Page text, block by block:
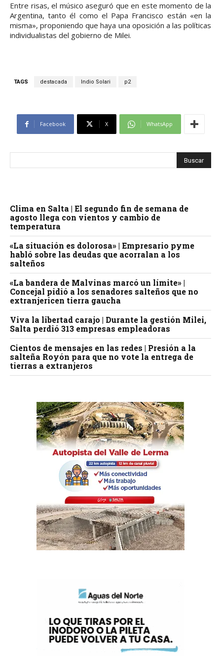
Entre risas, el músico aseguró que en este momento de la
Argentina, tanto él como el Papa Francisco están «en la
misma», proponiendo que haya una oposición a las políticas
individualistas del gobierno de Milei.
TAGS destacada Indio Solari p2
Facebook X WhatsApp
Clima en Salta | El segundo fin de semana de
agosto llega con vientos y cambio de
temperatura
«La situación es dolorosa» | Empresario pyme
habló sobre las deudas que acorralan a los
salteños
«La bandera de Malvinas marcó un límite» |
Concejal pidió a los senadores salteños que no
extranjericen tierra gaucha
Viva la libertad carajo | Durante la gestión Milei,
Salta perdió 313 empresas empleadoras
Cientos de mensajes en las redes | Presión a la
salteña Royón para que no vote la entrega de
tierras a extranjeros